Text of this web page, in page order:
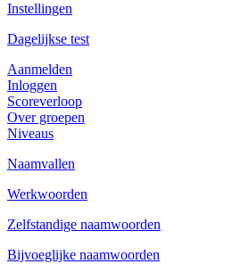
Instellingen
Dagelijkse test
Aanmelden
Inloggen
Scoreverloop
Over groepen
Niveaus
Naamvallen
Werkwoorden
Zelfstandige naamwoorden
Bijvoeglijke naamwoorden